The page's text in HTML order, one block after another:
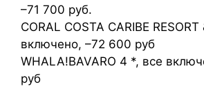
–71 700 руб.
CORAL COSTA CARIBE
включено, –72 600 руб
WHALA!BAVARO 4 *, все
руб